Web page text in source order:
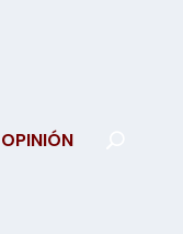
OPINIÓN